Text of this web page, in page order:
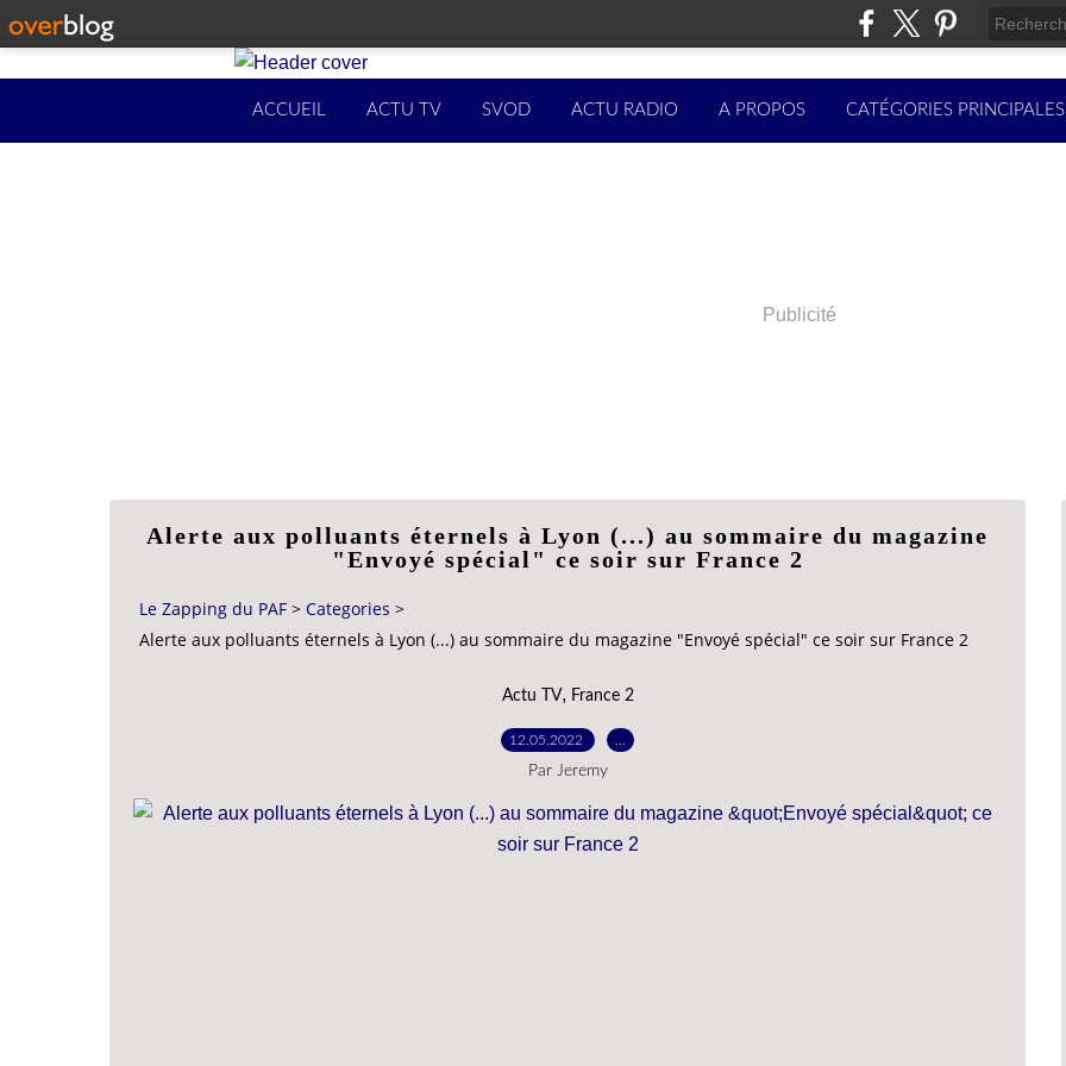
ACCUEIL ACTU TV SVOD ACTU RADIO A PROPOS CATÉGORIES PRINCIPALES
Publicité
Alerte aux polluants éternels à Lyon (...) au sommaire du magazine
"Envoyé spécial" ce soir sur France 2
Le Zapping du PAF > Categories >
Alerte aux polluants éternels à Lyon (...) au sommaire du magazine "Envoyé spécial" ce soir sur France 2
Actu TV, France 2
12.05.2022
Par Jeremy